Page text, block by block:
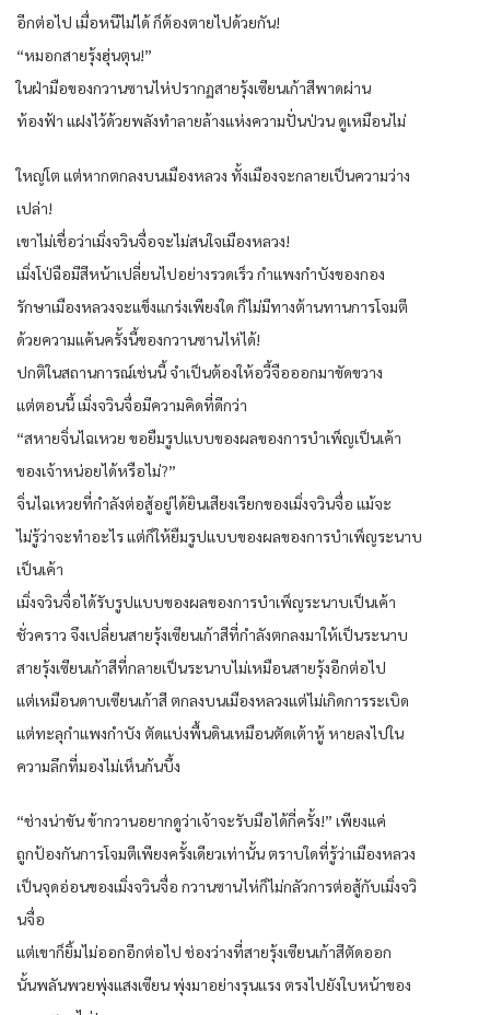
อีกต่อไป เมื่อหนีไม่ได้ ก็ต้องตายไปด้วยกัน!
“หมอกสายรุ้งฮุ่นตุน!”
ในฝ่ามือของกวานซานไห่ปรากฏสายรุ้งเซียนเก้าสีพาดผ่าน
ท้องฟ้า แฝงไว้ด้วยพลังทำลายล้างแห่งความปั่นป่วน ดูเหมือนไม่
ใหญ่โต แต่หากตกลงบนเมืองหลวง ทั้งเมืองจะกลายเป็นความว่าง
เปล่า!
เขาไม่เชื่อว่าเมิ่งจวินจื่อจะไม่สนใจเมืองหลวง!
เมิ่งโป่ฉือมีสีหน้าเปลี่ยนไปอย่างรวดเร็ว กำแพงกำบังของกอง
รักษาเมืองหลวงจะแข็งแกร่งเพียงใด ก็ไม่มีทางต้านทานการโจมตี
ด้วยความแค้นครั้งนี้ของกวานซานไห่ได้!
ปกติในสถานการณ์เช่นนี้ จำเป็นต้องให้อวี้จือออกมาขัดขวาง
แต่ตอนนี้ เมิ่งจวินจื่อมีความคิดที่ดีกว่า
“สหายจิ่นไฉเหวย ขอยืมรูปแบบของผลของการบำเพ็ญเป็นเค้า
ของเจ้าหน่อยได้หรือไม่?”
จิ่นไฉเหวยที่กำลังต่อสู้อยู่ได้ยินเสียงเรียกของเมิ่งจวินจื่อ แม้จะ
ไม่รู้ว่าจะทำอะไร แต่ก็ให้ยืมรูปแบบของผลของการบำเพ็ญระนาบ
เป็นเค้า
เมิ่งจวินจื่อได้รับรูปแบบของผลของการบำเพ็ญระนาบเป็นเค้า
ชั่วคราว จึงเปลี่ยนสายรุ้งเซียนเก้าสีที่กำลังตกลงมาให้เป็นระนาบ
สายรุ้งเซียนเก้าสีที่กลายเป็นระนาบไม่เหมือนสายรุ้งอีกต่อไป
แต่เหมือนดาบเซียนเก้าสี ตกลงบนเมืองหลวงแต่ไม่เกิดการระเบิด
แต่ทะลุกำแพงกำบัง ตัดแบ่งพื้นดินเหมือนตัดเต้าหู้ หายลงไปใน
ความลึกที่มองไม่เห็นก้นบึ้ง
“ช่างน่าขัน ข้ากวานอยากดูว่าเจ้าจะรับมือได้กี่ครั้ง!” เพียงแค่
ถูกป้องกันการโจมตีเพียงครั้งเดียวเท่านั้น ตราบใดที่รู้ว่าเมืองหลวง
เป็นจุดอ่อนของเมิ่งจวินจื่อ กวานซานไห่ก็ไม่กลัวการต่อสู้กับเมิ่งจวิ
นจื่อ
แต่เขาก็ยิ้มไม่ออกอีกต่อไป ช่องว่างที่สายรุ้งเซียนเก้าสีตัดออก
นั้นพลันพวยพุ่งแสงเซียน พุ่งมาอย่างรุนแรง ตรงไปยังใบหน้าของ